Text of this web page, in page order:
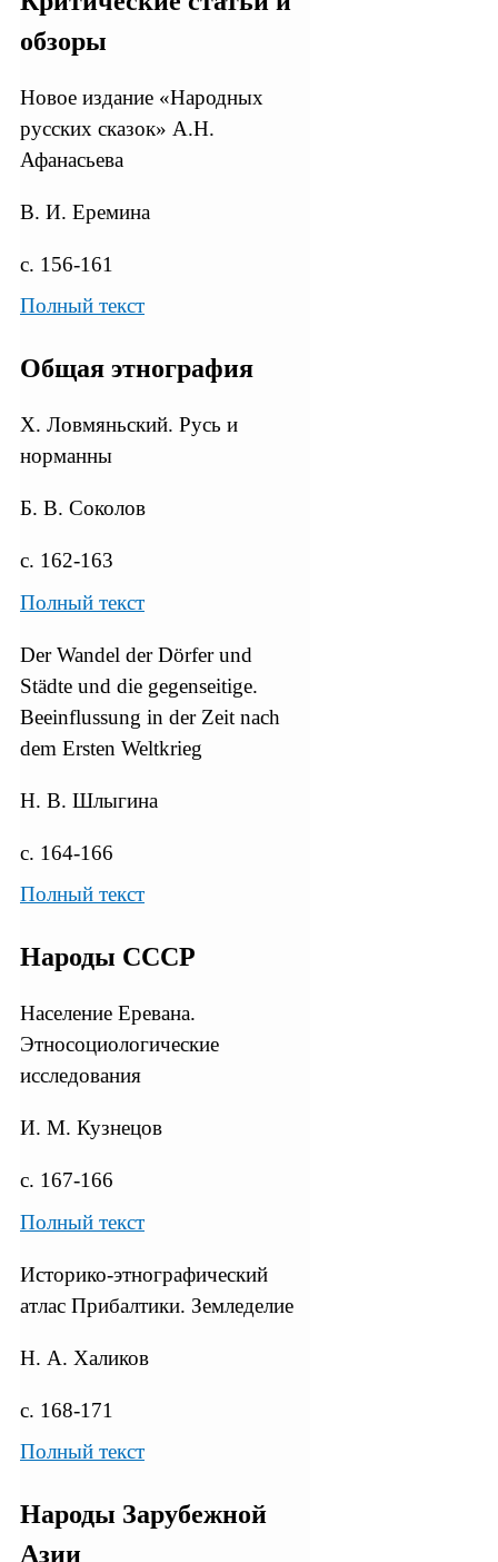
обзоры
Новое издание «Народных
русских сказок» А.Н.
Афанасьева
В. И. Еремина
с. 156-161
Полный текст
Общая этнография
X. Ловмяньский. Русь и
норманны
Б. В. Соколов
с. 162-163
Полный текст
Der Wandel der Dörfer und
Städte und die gegenseitige.
Beeinflussung in der Zeit nach
dem Ersten Weltkrieg
Н. В. Шлыгина
с. 164-166
Полный текст
Народы СССР
Население Еревана.
Этносоциологические
исследования
И. M. Кузнецов
с. 167-166
Полный текст
Историко-этнографический
атлас Прибалтики. Земледелие
Н. А. Халиков
с. 168-171
Полный текст
Народы Зарубежной
Азии